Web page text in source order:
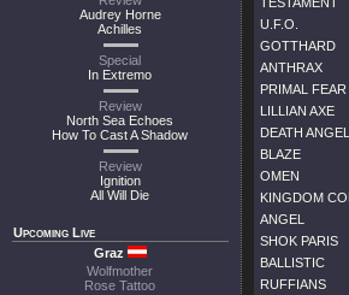
Audrey Horne
Achilles
Special
In Extremo
Review
North Sea Echoes
How To Cast A Shadow
Review
Ignition
All Will Die
Upcoming Live
Graz
Wolfmother
Rose Tattoo
U.F.O.
GOTTHARD
ANTHRAX
PRIMAL FEAR
LILLIAN AXE
DEATH ANGEL
BLAZE
OMEN
KINGDOM
ANGEL
SHOK PARIS
BALLISTIC
RUFFIANS